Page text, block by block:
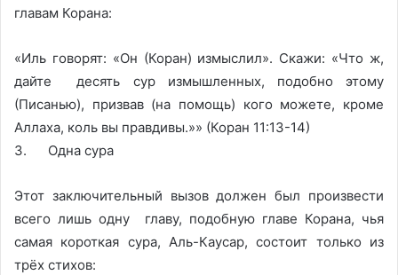
главам Корана:
«Иль говорят: «Он (Коран) измыслил». Скажи: «Что ж,
дайте десять сур измышленных, подобно этому
(Писанью), призвав (на помощь) кого можете, кроме
Аллаха, коль вы правдивы.»» (Коран 11:13-14)
3. Одна сура
Этот заключительный вызов должен был произвести
всего лишь одну главу, подобную главе Корана, чья
самая короткая сура, Аль-Каусар, состоит только из
трёх стихов: